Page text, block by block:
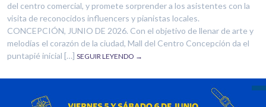
del centro comercial, y promete sorprender a los asistentes con la
visita de reconocidos influencers y pianistas locales.
CONCEPCIÓN, JUNIO DE 2026. Con el objetivo de llenar de arte y
melodías el corazón de la ciudad, Mall del Centro Concepción da el
puntapié inicial […] SEGUIR LEYENDO →